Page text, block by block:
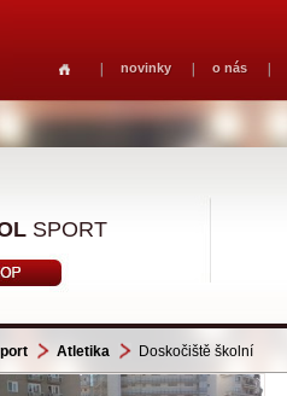
novinky o nás
SPORT
Atletika Doskočiště školní